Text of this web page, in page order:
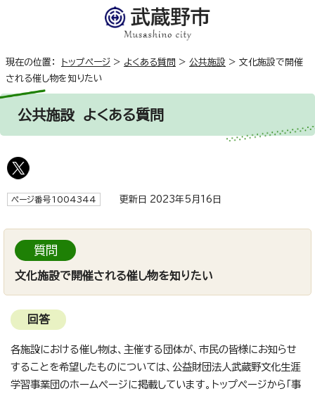
現在の位置： トップページ > よくある質問 > 公共施設 > 文化施設で開催
される催し物を知りたい
公共施設よくある質問
ページ番号1004344 更新日 2023年5月16日
質問
文化施設で開催される催し物を知りたい
回答
各施設における催し物は、主催する団体が、市民の皆様にお知らせ
することを希望したものについては、公益財団法人武蔵野文化生涯
学習事業団のホームページに掲載しています。トップページから「事